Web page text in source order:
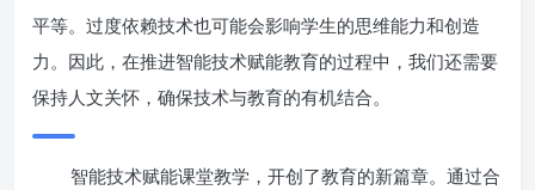
平等。过度依赖技术也可能会影响学生的思维能力和创造
力。因此，在推进智能技术赋能教育的过程中，我们还需要
保持人文关怀，确保技术与教育的有机结合。
智能技术赋能课堂教学，开创了教育的新篇章。通过合